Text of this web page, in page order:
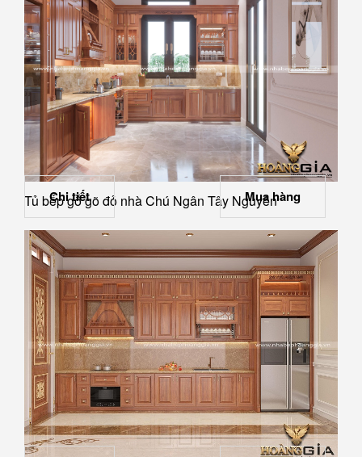
Tủ bếp gỗ gõ đỏ nhà Chú Ngân Tây Nguyên
Chi tiết Mua hàng